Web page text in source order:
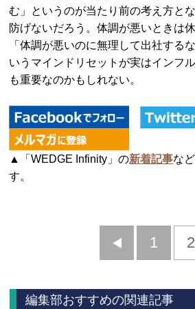
む」というのが当たり前の考え方と
防げないだろう。体調が悪いときは
「体調が悪いのに無理して出社する
いうマインドリセットが実はインフ
も重要なのかもしれない。
▲「WEDGE Infinity」の新着記事な
す。
前
1 2
編集部おすすめの関連記事